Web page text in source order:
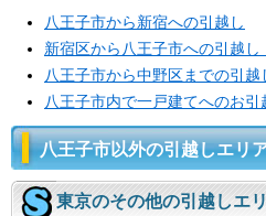
八王子市から新宿への引越し
新宿区から八王子市への引越し
八王子市から中野区までの引越
八王子市内で一戸建てへのお引
八王子市以外の引越しエリ
東京のその他の引越しエ